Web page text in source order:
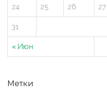
« Июн
24 25 26 27
31
Метки